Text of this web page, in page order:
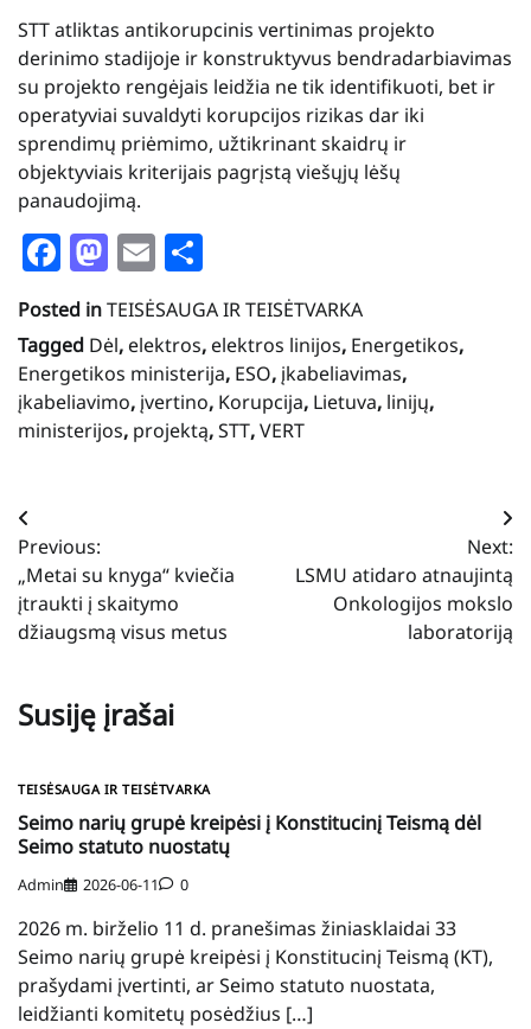
STT atliktas antikorupcinis vertinimas projekto
derinimo stadijoje ir konstruktyvus bendradarbiavimas
su projekto rengėjais leidžia ne tik identifikuoti, bet ir
operatyviai suvaldyti korupcijos rizikas dar iki
sprendimų priėmimo, užtikrinant skaidrų ir
objektyviais kriterijais pagrįstą viešųjų lėšų
panaudojimą.
Facebook
Mastodon
Email
Posted inTEISĖSAUGA IR TEISĖTVARKA
Tagged Dėl, elektros, elektros linijos, Energetikos,
Energetikos ministerija, ESO, įkabeliavimas,
įkabeliavimo, įvertino, Korupcija, Lietuva, linijų,
ministerijos, projektą,STT,VERT
Navigacija
tarp
įrašų
Previous:
„Metai su knyga“ kviečia
įtraukti į skaitymo
džiaugsmą visus metus
Next:
LSMU atidaro atnaujintą
Onkologijos mokslo
laboratoriją
Susiję įrašai
TEISĖSAUGA IR TEISĖTVARKA
Seimo narių grupė kreipėsi į Konstitucinį Teismą dėl
Seimo statuto nuostatų
Admin 2026-06-11 0
2026 m. birželio 11 d. pranešimas žiniasklaidai 33
Seimo narių grupė kreipėsi į Konstitucinį Teismą (KT),
prašydami įvertinti, ar Seimo statuto nuostata,
leidžianti komitetų posėdžius […]